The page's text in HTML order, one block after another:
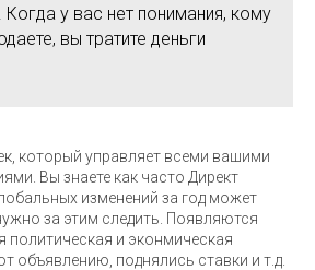
у вас нет понимания, кому
вы тратите деньги
который управляет всеми вашими
Вы знаете как часто Директ
изменений за год может
за этим следить. Появляются
политическая и эконмическая
объявлению, поднялись ставки и т.д.